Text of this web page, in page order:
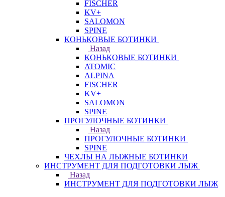
FISCHER
KV+
SALOMON
SPINE
КОНЬКОВЫЕ БОТИНКИ
Назад
КОНЬКОВЫЕ БОТИНКИ
ATOMIC
ALPINA
FISCHER
KV+
SALOMON
SPINE
ПРОГУЛОЧНЫЕ БОТИНКИ
Назад
ПРОГУЛОЧНЫЕ БОТИНКИ
SPINE
ЧЕХЛЫ НА ЛЫЖНЫЕ БОТИНКИ
ИНСТРУМЕНТ ДЛЯ ПОДГОТОВКИ ЛЫЖ
Назад
ИНСТРУМЕНТ ДЛЯ ПОДГОТОВКИ ЛЫЖ